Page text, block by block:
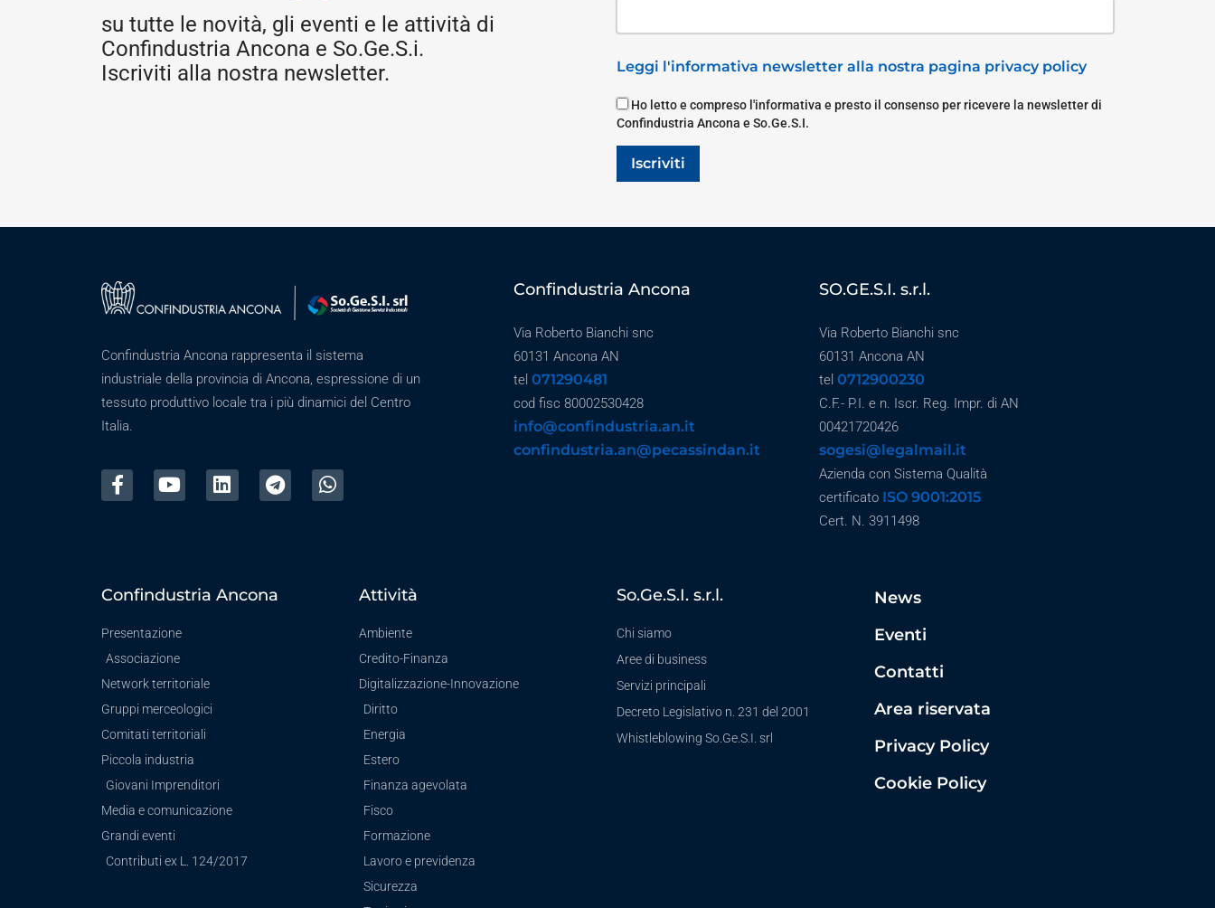
su tutte le novità, gli eventi e le attività di
Confindustria Ancona e So.Ge.S.i.
Iscriviti alla nostra newsletter.
Leggi l'informativa newsletter alla nostra pagina privacy policy
Ho letto e compreso l'informativa e presto il consenso per ricevere la newsletter di
Confindustria Ancona e So.Ge.S.I.
Iscriviti
Confindustria Ancona rappresenta il sistema
industriale della provincia di Ancona, espressione di un
tessuto produttivo locale tra i più dinamici del Centro
Italia.
Confindustria Ancona
Via Roberto Bianchi snc
60131 Ancona AN
tel 071290481
cod fisc 80002530428
info@confindustria.an.it
confindustria.an@pecassindan.it
SO.GE.S.I. s.r.l.
Via Roberto Bianchi snc
60131 Ancona AN
tel 0712900230
C.F.- P.I. e n. Iscr. Reg. Impr. di AN
00421720426
sogesi@legalmail.it
Azienda con Sistema Qualità
certificato ISO 9001:2015
Cert. N. 3911498
Confindustria Ancona
Presentazione
Associazione
Network territoriale
Gruppi merceologici
Comitati territoriali
Piccola industria
Giovani Imprenditori
Media e comunicazione
Grandi eventi
Contributi ex L. 124/2017
Attività
Ambiente
Credito-Finanza
Digitalizzazione-Innovazione
Diritto
Energia
Estero
Finanza agevolata
Fisco
Formazione
Lavoro e previdenza
Sicurezza
So.Ge.S.I. s.r.l.
Chi siamo
Aree di business
Servizi principali
Decreto Legislativo n. 231 del 2001
Whistleblowing So.Ge.S.I. srl
News
Eventi
Contatti
Area riservata
Privacy Policy
Cookie Policy